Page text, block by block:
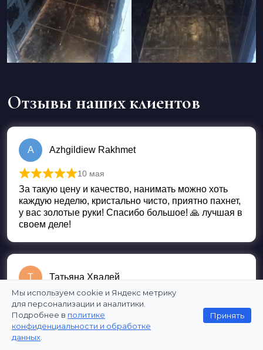
Отзывы наших клиентов
A Azhgildiew Rakhmet
Оценка
10 мая
За такую цену и качество, нанимать можно хоть
каждую неделю, кристально чисто, приятно пахнет,
у вас золотые руки! Спасибо большое! 🙏 лучшая в
своем деле!
Т Татьяна Хвалей
Оценка5из 5
4 мая
Очень быстрая уборка этой клининговой службой.
К тому же очень качественно и чисто. После
ремонта особенно подходит. Все будет чисто и
Мы используем cookie и Яндекс метрику
для персонализации и аналитики.
Подробнее в политике
конфиденциальности и обработке
данных
Принять